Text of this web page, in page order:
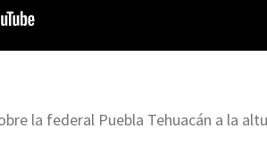
la federal Puebla Tehuacán a la